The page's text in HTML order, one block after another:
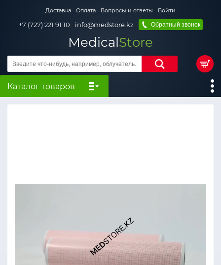
Доставка Оплата Вопросы и ответы Войти
+7 (727) 221 91 10 info@medstore.kz Обратный звонок
MedicalStore
Каталог товаров